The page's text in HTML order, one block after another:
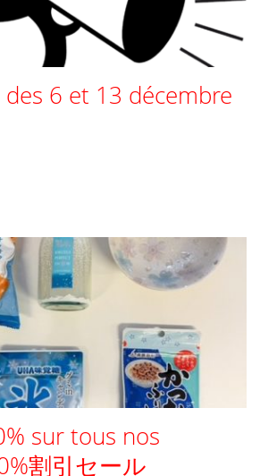
des 6 et 13 décembre
sur tous nos
割引セール